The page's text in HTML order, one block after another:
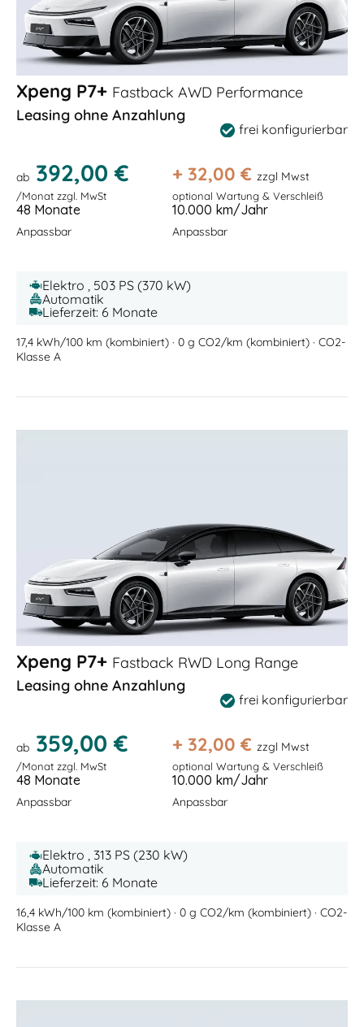
Xpeng P7+ Fastback AWD Performance
Leasing ohne Anzahlung
frei konfigurierbar
ab 392,00 €
/Monat zzgl. MwSt
+ 32,00 € zzgl Mwst
optional Wartung & Verschleiß
48 Monate
Anpassbar
10.000 km/Jahr
Anpassbar
Elektro , 503 PS (370 kW)
Automatik
Lieferzeit: 6 Monate
17,4 kWh/100 km (kombiniert) · 0 g CO2/km (kombiniert) · CO2-
Klasse A
Xpeng P7+ Fastback RWD Long Range
Leasing ohne Anzahlung
frei konfigurierbar
ab 359,00 €
/Monat zzgl. MwSt
+ 32,00 € zzgl Mwst
optional Wartung & Verschleiß
48 Monate
Anpassbar
10.000 km/Jahr
Anpassbar
Elektro , 313 PS (230 kW)
Automatik
Lieferzeit: 6 Monate
16,4 kWh/100 km (kombiniert) · 0 g CO2/km (kombiniert) · CO2-
Klasse A